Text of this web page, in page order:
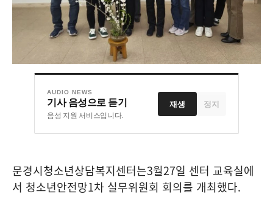
AUDIO NEWS
기사 음성으로 듣기
음성 지원 서비스입니다.
재생 정지
문경시청소년상담복지센터는3월27일 센터 교육실에
서 청소년안전망1차 실무위원회 회의를 개최했다.